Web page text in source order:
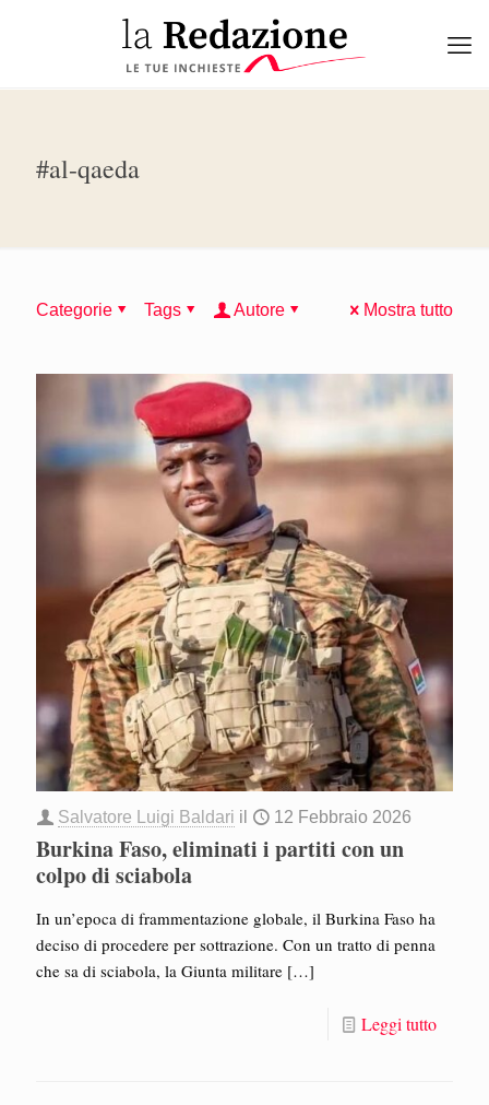
#al-qaeda
Categorie Tags Autore Mostra tutto
Salvatore Luigi Baldari il 12 Febbraio 2026
Burkina Faso, eliminati i partiti con un
colpo di sciabola
In un’epoca di frammentazione globale, il Burkina Faso ha
deciso di procedere per sottrazione. Con un tratto di penna
che sa di sciabola, la Giunta militare […]
Leggi tutto